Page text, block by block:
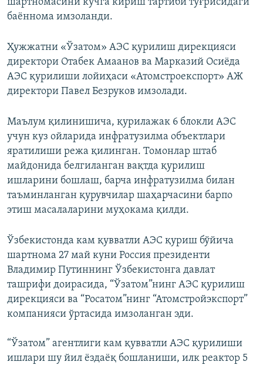
шартномасини кучга кириш тартиби тўғрисидаги
баённома имзоланди.
Ҳужжатни «Ўзатом» АЭС қурилиш дирекцияси
директори Отабек Амаанов ва Марказий Осиёда
АЭС қурилиши лойиҳаси «Атомстроекспорт» АЖ
директори Павел Безруков имзолади.
Маълум қилинишича, қурилажак 6 блокли АЭС
учун куз ойларида инфратузилма объектлари
яратилиши режа қилинган. Томонлар штаб
майдонида белгиланган вақтда қурилиш
ишларини бошлаш, барча инфратузилма билан
таъминланган қурувчилар шаҳарчасини барпо
этиш масалаларини муҳокама қилди.
Ўзбекистонда кам қувватли АЭС қуриш бўйича
шартнома 27 май куни Россия президенти
Владимир Путиннинг Ўзбекистонга давлат
ташрифи доирасида, “Ўзатом”нинг АЭС қурилиш
дирекцияси ва “Росатом”нинг “Атомстройэкспорт”
компанияси ўртасида имзоланган эди.
“Ўзатом” агентлиги кам қувватли АЭС қурилиши
ишлари шу йил ёздаёқ бошланиши, илк реактор 5